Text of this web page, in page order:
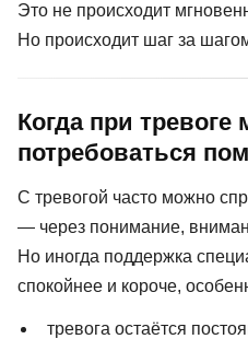
Это не происходит
Но происходит шаг за
Когда при тревоге
потребоваться
С тревогой часто можно
— через понимание,
Но иногда поддержка
спокойнее и короче,
тревога остаётся